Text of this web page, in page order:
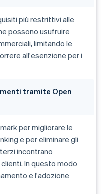
più restrittivi alle
possono usufruire
limitando le
all'esenzione per i
tramite Open
per migliorare le
e per eliminare gli
incontrano
In questo modo
e l'adozione